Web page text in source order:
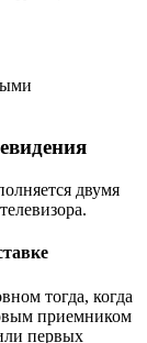
двумя
тогда, когда
приемником
первых